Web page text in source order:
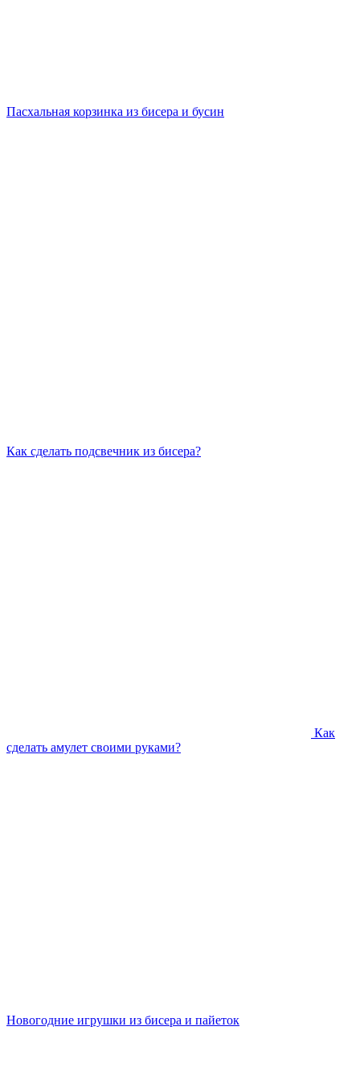
Пасхальная корзинка из бисера и бусин
Как сделать подсвечник из бисера?
Как
сделать амулет своими руками?
Новогодние игрушки из бисера и пайеток